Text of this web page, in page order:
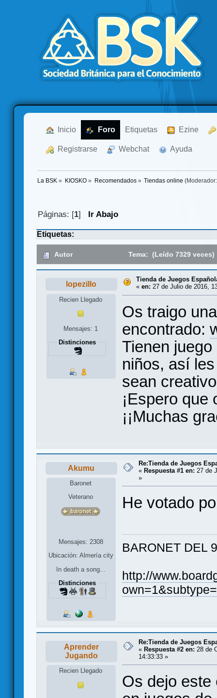
Inicio Foro Etiquetas Ezine
Registrarse Webchat Ayuda
La BSK » KIOSKO» Recomendados» Tiendas online
Páginas: [1] Ir Abajo
Etiquetas:
Autor Tema: (Leído 7329 veces)
lopezillo
Recien Llegado
Mensajes: 1
Distinciones
Tienda de Juegos
« en: 27 de Julio de 2016,
Os traigo
encontrado:
Tienen
niños, así
sean
¡Espero
¡¡Muchas
Akumu
Baronet
Veterano
Mensajes: 2308
Ubicación: Almería city
In death a song...
Distinciones
Re:Tienda de Juegos
« Respuesta #1 en: 27 de
»
He votado
BARONET DEL
http://
Aprender
Jugando
Recien Llegado
Re:Tienda de Juegos
« Respuesta #2 en: 28 de
14:33:33 »
Os dejo este